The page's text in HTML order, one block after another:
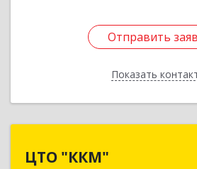
Отправить
Показать
Отправить
Назад
ЦТО "ККМ"